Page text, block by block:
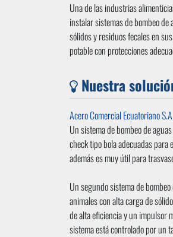
Una de las industrias
instalar sistemas de bombeo
sólidos y residuos fecales en
potable con protecciones
Nuestra
Acero Comercial Ecuatoriano
Un sistema de bombeo de
check tipo bola adecuadas para
además es muy útil para
Un segundo sistema de
animales con alta carga de
de alta eficiencia y un impulsor
sistema está controlado por un